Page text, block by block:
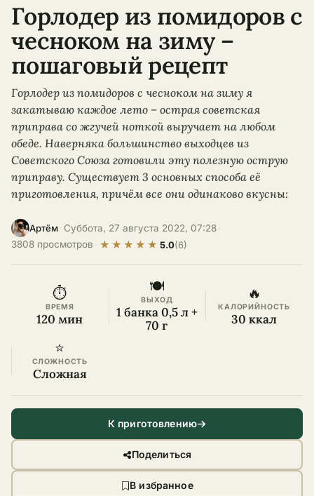
Горлодер из помидоров с
чесноком на зиму –
пошаговый рецепт
Горлодер из помидоров с чесноком на зиму я
закатываю каждое лето – острая советская
приправа со жгучей ноткой выручает на любом
обеде. Наверняка большинство выходцев из
Советского Союза готовили эту полезную острую
приправу. Существует 3 основных способа её
приготовления, причём все они одинаково вкусны:
Артём Суббота, 27 августа 2022, 07:28
3808 просмотров
★ ★ ★ ★ ★ 5.0(6)
⏱
ВРЕМЯ
120 мин
🍽
ВЫХОД
1 банка 0,5 л +
70 г
🔥
КАЛОРИЙНОСТЬ
30 ккал
⭐
СЛОЖНОСТЬ
Сложная
К приготовлению
Поделиться
В избранное